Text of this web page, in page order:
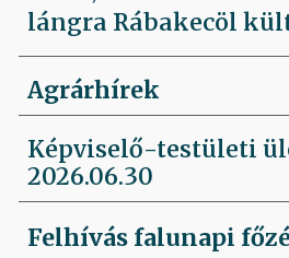
lángra Rábakecöl
Agrárhírek
Képviselő-testületi
2026.06.30
Felhívás falunapi